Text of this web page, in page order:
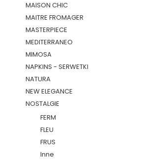
MAISON CHIC
MAITRE FROMAGER
MASTERPIECE
MEDITERRANEO
MIMOSA
NAPKINS - SERWETKI
NATURA
NEW ELEGANCE
NOSTALGIE
FERM
FLEU
FRUS
Inne